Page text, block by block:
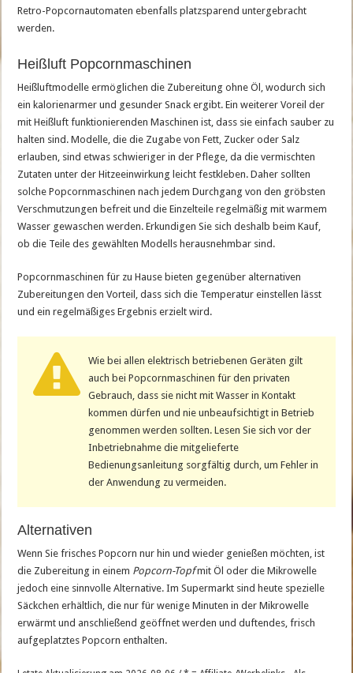
Retro-Popcornautomaten ebenfalls platzsparend untergebracht
werden.
Heißluft Popcornmaschinen
Heißluftmodelle ermöglichen die Zubereitung ohne Öl, wodurch sich
ein kalorienarmer und gesunder Snack ergibt. Ein weiterer Voreil der
mit Heißluft funktionierenden Maschinen ist, dass sie einfach sauber zu
halten sind. Modelle, die die Zugabe von Fett, Zucker oder Salz
erlauben, sind etwas schwieriger in der Pflege, da die vermischten
Zutaten unter der Hitzeeinwirkung leicht festkleben. Daher sollten
solche Popcornmaschinen nach jedem Durchgang von den gröbsten
Verschmutzungen befreit und die Einzelteile regelmäßig mit warmem
Wasser gewaschen werden. Erkundigen Sie sich deshalb beim Kauf,
ob die Teile des gewählten Modells herausnehmbar sind.
Popcornmaschinen für zu Hause bieten gegenüber alternativen
Zubereitungen den Vorteil, dass sich die Temperatur einstellen lässt
und ein regelmäßiges Ergebnis erzielt wird.
Wie bei allen elektrisch betriebenen Geräten gilt
auch bei Popcornmaschinen für den privaten
Gebrauch, dass sie nicht mit Wasser in Kontakt
kommen dürfen und nie unbeaufsichtigt in Betrieb
genommen werden sollten. Lesen Sie sich vor der
Inbetriebnahme die mitgelieferte
Bedienungsanleitung sorgfältig durch, um Fehler in
der Anwendung zu vermeiden.
Alternativen
Wenn Sie frisches Popcorn nur hin und wieder genießen möchten, ist
die Zubereitung in einem Popcorn-Topfmit Öl oder die Mikrowelle
jedoch eine sinnvolle Alternative. Im Supermarkt sind heute spezielle
Säckchen erhältlich, die nur für wenige Minuten in der Mikrowelle
erwärmt und anschließend geöffnet werden und duftendes, frisch
aufgeplatztes Popcorn enthalten.